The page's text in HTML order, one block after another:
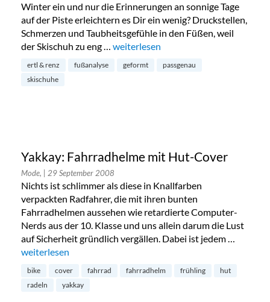
Winter ein und nur die Erinnerungen an sonnige Tage
auf der Piste erleichtern es Dir ein wenig? Druckstellen,
Schmerzen und Taubheitsgefühle in den Füßen, weil
der Skischuh zu eng … „Skischuhe von „Ertl & Renz““
weiterlesen
ertl & renz fußanalyse geformt
passgenau
skischuhe
Yakkay: Fahrradhelme mit Hut-Cover
Mode, | 29 September 2008
Nichts ist schlimmer als diese in Knallfarben
verpackten Radfahrer, die mit ihren bunten
Fahrradhelmen aussehen wie retardierte Computer-
Nerds aus der 10. Klasse und uns allein darum die Lust
auf Sicherheit gründlich vergällen. Dabei ist jedem …
„Yakkay: Fahrradhelme mit Hut-Cover“
weiterlesen
bike cover fahrrad fahrradhelm frühling
hut
radeln
yakkay